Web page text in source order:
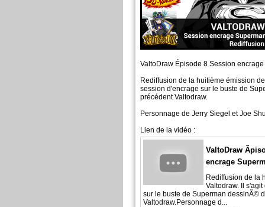
ValtoDraw Épisode 8 Session
Rediffusion de la huitième émission
session d'encrage sur le buste de
précédent Valtodraw.
Personnage de Jerry Siegel et Joe
Lien de la vidéo :
ValtoDraw
encrage
Rediffusion de la
Valtodraw. Il
sur le buste de Superman dessinÃ©
Valtodraw.Personnage d...